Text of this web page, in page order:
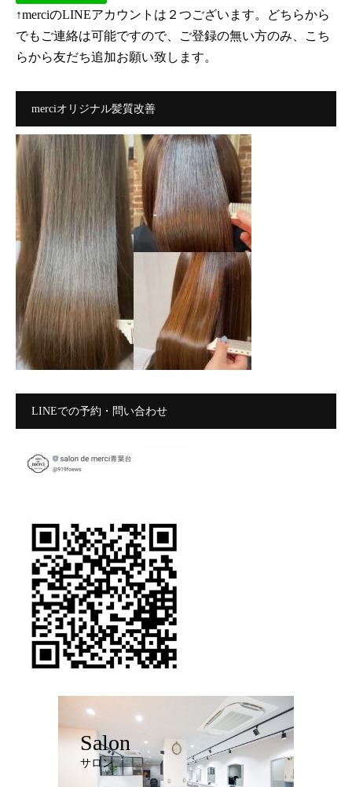
↑merciのLINEアカウントは２つございます。どちらから
でもご連絡は可能ですので、ご登録の無い方のみ、こち
らから友だち追加お願い致します。
merciオリジナル髪質改善
LINEでの予約・問い合わせ
Salon
サロン